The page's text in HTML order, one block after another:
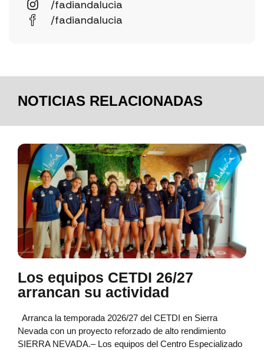
/fadiandalucia
/fadiandalucia
NOTICIAS RELACIONADAS
Los equipos CETDI 26/27
arrancan su actividad
Arranca la temporada 2026/27 del CETDI en Sierra
Nevada con un proyecto reforzado de alto rendimiento
SIERRA NEVADA.– Los equipos del Centro Especializado